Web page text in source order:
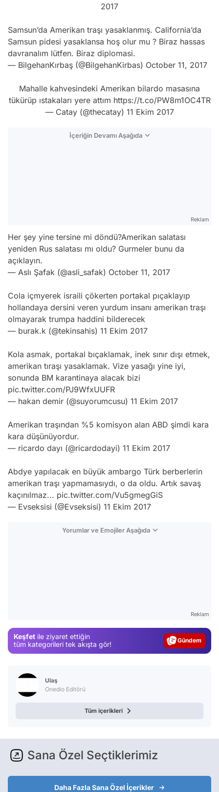
2017
Samsun’da Amerikan traşı yasaklanmış. California’da
Samsun pidesi yasaklansa hoş olur mu ? Biraz hassas
davranalım lütfen. Biraz diplomasi.
— BilgehanKırbaş (@BilgehanKirbas) October 11, 2017
Mahalle kahvesindeki Amerikan bilardo masasına
tükürüp ıstakaları yere attım https://t.co/PW8m1OC4TR
— Catay (@thecatay) 11 Ekim 2017
İçeriğin Devamı Aşağıda
Reklam
Her şey yine tersine mi döndü?Amerikan salatası
yeniden Rus salatası mı oldu? Gurmeler bunu da
açıklayın.
— Aslı Şafak (@asli_safak) October 11, 2017
Cola içmyerek israili çökerten portakal pıçaklayıp
hollandaya dersini veren yurdum insanı amerikan traşı
olmayarak trumpa haddini bilderecek
— burak.k (@tekinsahis) 11 Ekim 2017
Kola asmak, portakal bıçaklamak, inek sınır dışı etmek,
amerikan tıraşı yasaklamak. Vize yasağı yine iyi,
sonunda BM karantinaya alacak bizi
pic.twitter.com/PJ9WfxUUFR
— hakan demir (@suyorumcusu) 11 Ekim 2017
Amerikan traşından %5 komisyon alan ABD şimdi kara
kara düşünüyordur.
— ricardo dayı (@ricardodayi) 11 Ekim 2017
Abdye yapılacak en büyük ambargo Türk berberlerin
amerikan traşı yapmamasıydı, o da oldu. Artık savaş
kaçınılmaz... pic.twitter.com/Vu5gmegGiS
— Evseksisi (@Evseksisi) 11 Ekim 2017
Yorumlar ve Emojiler Aşağıda
Reklam
Keşfet ile ziyaret ettiğin
tüm kategorileri tek akışta gör!
Gündem
Ulaş
Onedio Editörü
Tüm içerikleri
Sana Özel Seçtiklerimiz
Daha Fazla Sana Özel İçerikler